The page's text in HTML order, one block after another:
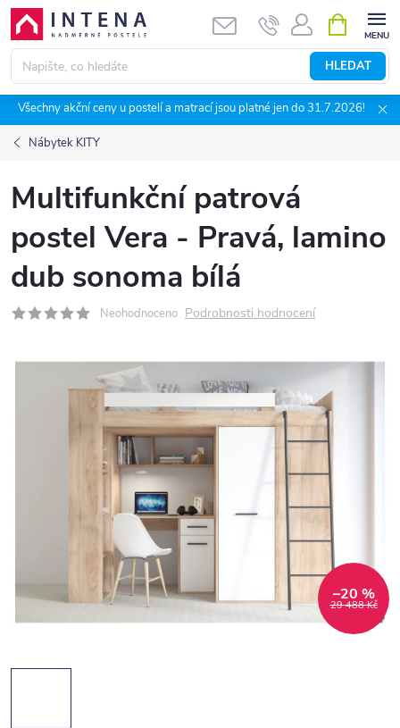
Přejít
obsah
HLEDAT
NÁKUPNÍ
KOŠÍK
Všechny akční ceny u postelí a matrací jsou platné jen do 31.7.2026!
Nábytek KITY
Multifunkční patrová
postel Vera - Pravá, lamino
dub sonoma bílá
Neohodnoceno Podrobnosti hodnocení
29 488 Kč
–20 %